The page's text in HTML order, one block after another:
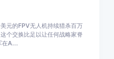
元的FPV无人机持续猎杀百万
个交换比足以让任何战略家脊
在A...